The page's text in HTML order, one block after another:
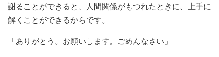
謝ることができると、人間関係がもつれたときに、上手に
解くことができるからです。
「ありがとう。お願いします。ごめんなさい」